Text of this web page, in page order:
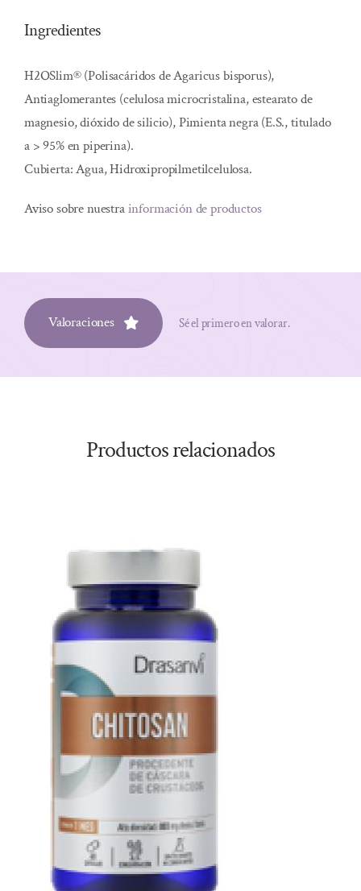
Ingredientes
H2OSlim® (Polisacáridos de Agaricus bisporus),
Antiaglomerantes (celulosa microcristalina, estearato de
magnesio, dióxido de silicio), Pimienta negra (E.S., titulado
a > 95% en piperina).
Cubierta: Agua, Hidroxipropilmetilcelulosa.
Aviso sobre nuestrainformación de productos
Valoraciones Sé el primero en valorar.
Productos relacionados